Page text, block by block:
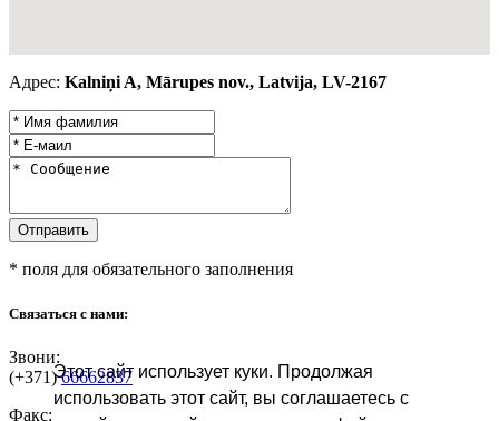
Этот сайт использует куки. Продолжая
использовать этот сайт, вы соглашаетесь с
Адрес: Kalniņi A, Mārupes nov., Latvija, LV-2167
* поля для обязательного заполнения
Связаться с нами:
Звони:
(+371)66662837
Факс: